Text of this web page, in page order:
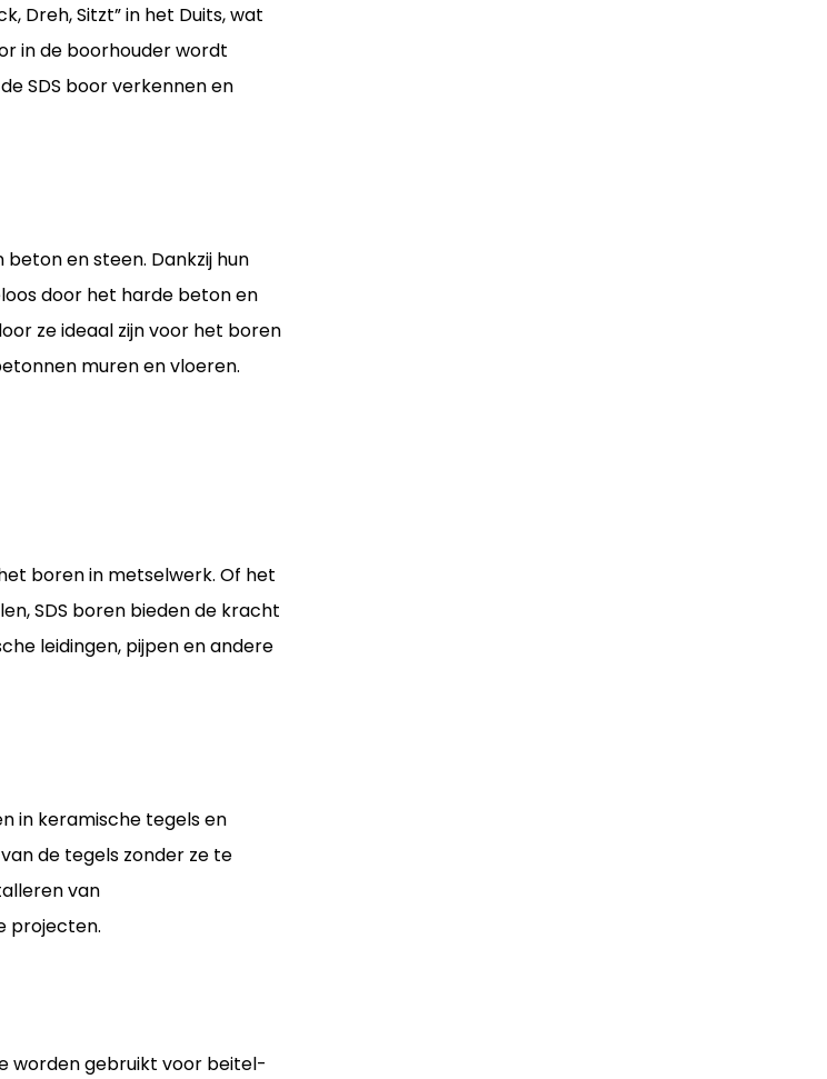
Dreh, Sitzt” in het Duits, wat
in de boorhouder wordt
SDS boor verkennen en
en steen. Dankzij hun
door het harde beton en
ze ideaal zijn voor het boren
muren en vloeren.
boren in metselwerk. Of het
SDS boren bieden de kracht
leidingen, pijpen en andere
in keramische tegels en
de tegels zonder ze te
van
projecten.
worden gebruikt voor beitel-